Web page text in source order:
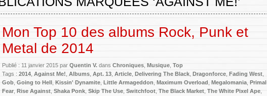
Mon Top 10 des albums Rock, Punk et
Metal de 2014
Publié : 11 janvier 2015 par Quentin V. dans Chroniques Musique Top
Tags : 2014 Against Me! Albums Apt. 13 Article Delivering The Black Dragonforce Fading West
Gob Going to Hell Kissin' Dynamite Little Armageddon Maximum Overload Megalomania Primal
Fear, Rise Against Shaka Ponk Skip The Use Switchfoot The Black Market The White Pixel Ape